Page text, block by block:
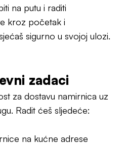
na putu i raditi
kroz početak i
sigurno u svojoj ulozi.
zadaci
za dostavu namirnica uz
Radit ćeš sljedeće:
na kućne adrese